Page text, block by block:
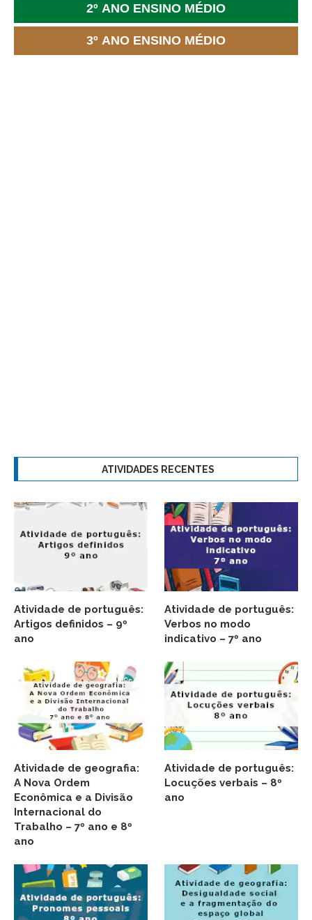
2º ANO ENSINO MÉDIO
3º ANO ENSINO MÉDIO
ATIVIDADES RECENTES
Atividade de português:
Artigos definidos – 9º
ano
Atividade de português:
Verbos no modo
indicativo – 7º ano
Atividade de geografia:
A Nova Ordem
Econômica e a Divisão
Internacional do
Trabalho – 7º ano e 8º
ano
Atividade de português:
Locuções verbais – 8º
ano